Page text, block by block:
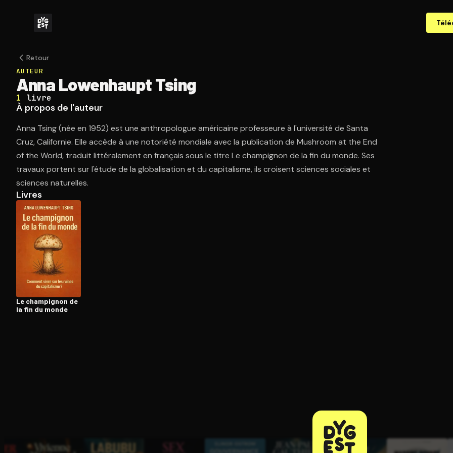
Retour
AUTEUR
Anna Lowenhaupt Tsing
1 livre
À propos de l'auteur
Anna Tsing (née en 1952) est une anthropologue américaine professeure à l'université de Santa
Cruz, Californie. Elle accède à une notoriété mondiale avec la publication de Mushroom at the End
of the World, traduit littéralement en français sous le titre Le champignon de la fin du monde. Ses
travaux portent sur l'étude de la globalisation et du capitalisme, ils croisent sciences sociales et
sciences naturelles.
Livres
Le champignon de
la fin du monde